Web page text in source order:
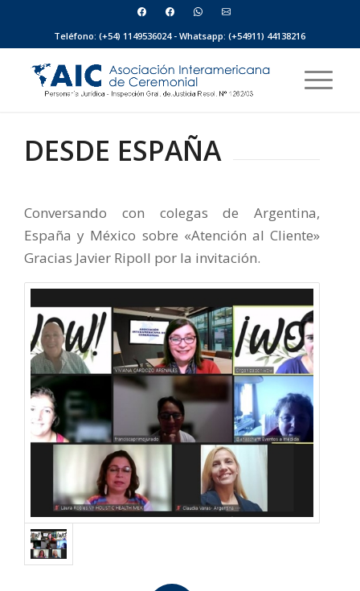
Teléfono: (+54) 1149536024 - Whatsapp: (+54911) 44138216
DESDE ESPAÑA
Conversando con colegas de Argentina,
España y México sobre «Atención al Cliente»
Gracias Javier Ripoll por la invitación.